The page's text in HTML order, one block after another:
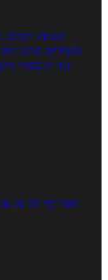
מנתח
עשירים
עדות ספרי
תפריטי תזונה